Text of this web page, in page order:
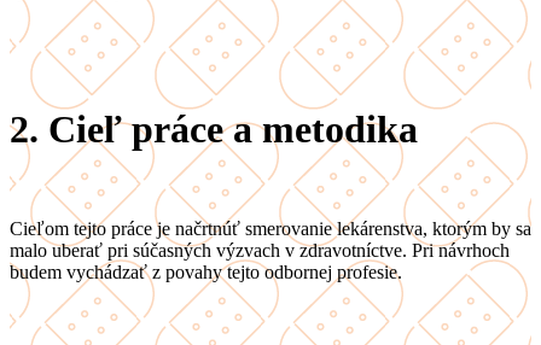
2. Cieľ práce a metodika
Cieľom tejto práce je načrtnúť smerovanie lekárenstva, ktorým by sa
malo uberať pri súčasných výzvach v zdravotníctve. Pri návrhoch
budem vychádzať z povahy tejto odbornej profesie.